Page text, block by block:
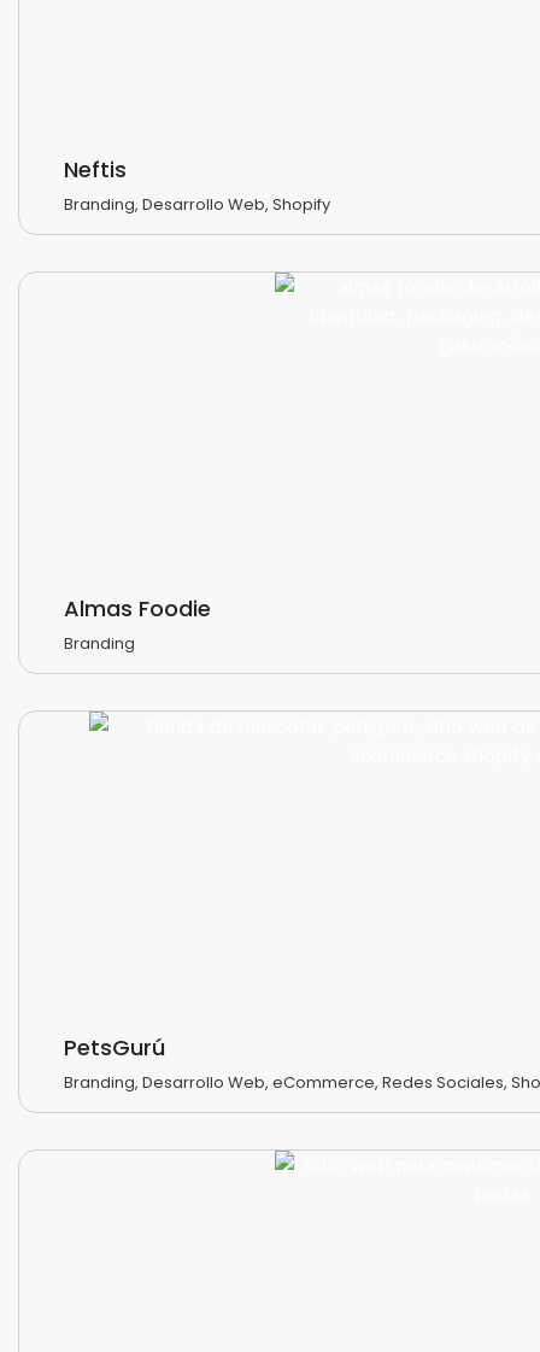
Neftis
Branding, Desarrollo Web, Shopify
Almas Foodie
Branding
PetsGurú
Branding, Desarrollo Web, eCommerce, Redes Sociales,